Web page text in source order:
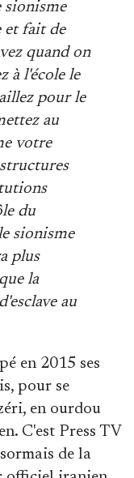
sionisme
et fait de
quand on
à l'école le
pour le
au
votre
du
sionisme
plus
la
au
en 2015 ses
pour se
en ourdou
C'est Press TV
de la